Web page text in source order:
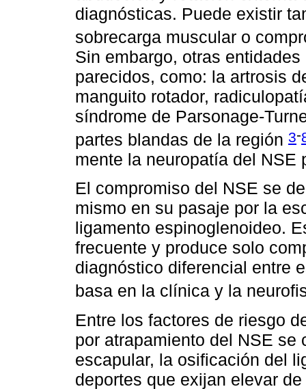
diagnósticas. Puede existir
sobrecarga muscular o
Sin embargo, otras
parecidos, como: la artrosis
manguito rotador,
síndrome de Parsonage-
partes blandas de la región 3-
mente la neuropatía del NSE
El compromiso del NSE se
mismo en su pasaje por la
ligamento espinoglenoideo.
frecuente y produce solo
diagnóstico diferencial entre
basa en la clínica y la
Entre los factores de riesgo
por atrapamiento del NSE
escapular, la osificación del
deportes que exijan elevar